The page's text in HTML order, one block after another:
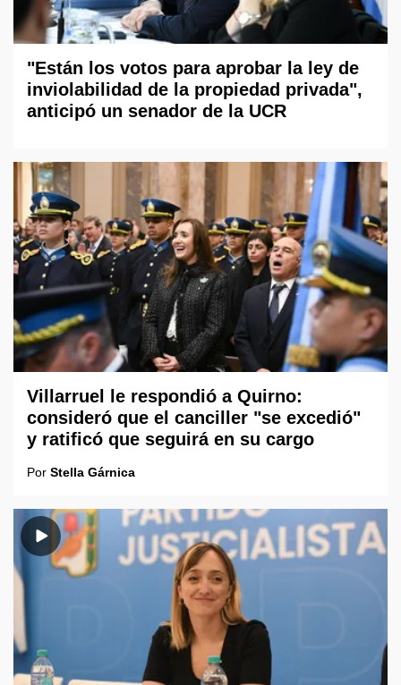
"Están los votos para aprobar la ley de
inviolabilidad de la propiedad privada",
anticipó un senador de la UCR
Villarruel le respondió a Quirno:
consideró que el canciller "se excedió"
y ratificó que seguirá en su cargo
Por Stella Gárnica